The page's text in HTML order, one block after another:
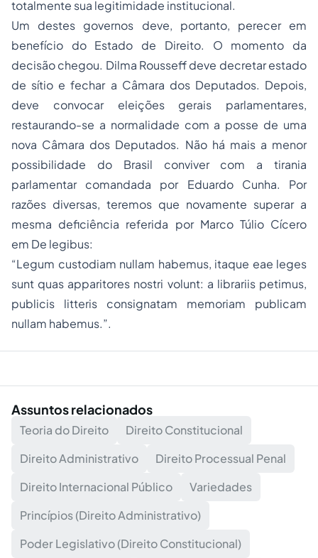
totalmente sua legitimidade institucional.
Um destes governos deve, portanto, perecer em
benefício do Estado de Direito. O momento da
decisão chegou. Dilma Rousseff deve decretar estado
de sítio e fechar a Câmara dos Deputados. Depois,
deve convocar eleições gerais parlamentares,
restaurando-se a normalidade com a posse de uma
nova Câmara dos Deputados. Não há mais a menor
possibilidade do Brasil conviver com a tirania
parlamentar comandada por Eduardo Cunha. Por
razões diversas, teremos que novamente superar a
mesma deficiência referida por Marco Túlio Cícero
em De legibus:
“Legum custodiam nullam habemus, itaque eae leges
sunt quas apparitores nostri volunt: a librariis petimus,
publicis litteris consignatam memoriam publicam
nullam habemus.”.
Assuntos relacionados
Teoria do Direito
Direito Constitucional
Direito Administrativo
Direito Processual Penal
Direito Internacional Público
Variedades
Princípios (Direito Administrativo)
Poder Legislativo (Direito Constitucional)